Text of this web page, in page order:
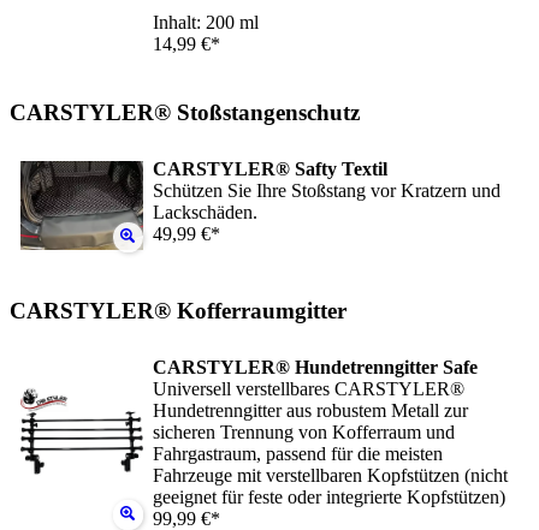
Inhalt: 200 ml
14,99 €*
CARSTYLER® Stoßstangenschutz
CARSTYLER® Safty Textil
Schützen Sie Ihre Stoßstang vor Kratzern und
Lackschäden.
49,99 €*
CARSTYLER® Kofferraumgitter
CARSTYLER® Hundetrenngitter Safe
Universell verstellbares CARSTYLER®
Hundetrenngitter aus robustem Metall zur
sicheren Trennung von Kofferraum und
Fahrgastraum, passend für die meisten
Fahrzeuge mit verstellbaren Kopfstützen (nicht
geeignet für feste oder integrierte Kopfstützen)
99,99 €*